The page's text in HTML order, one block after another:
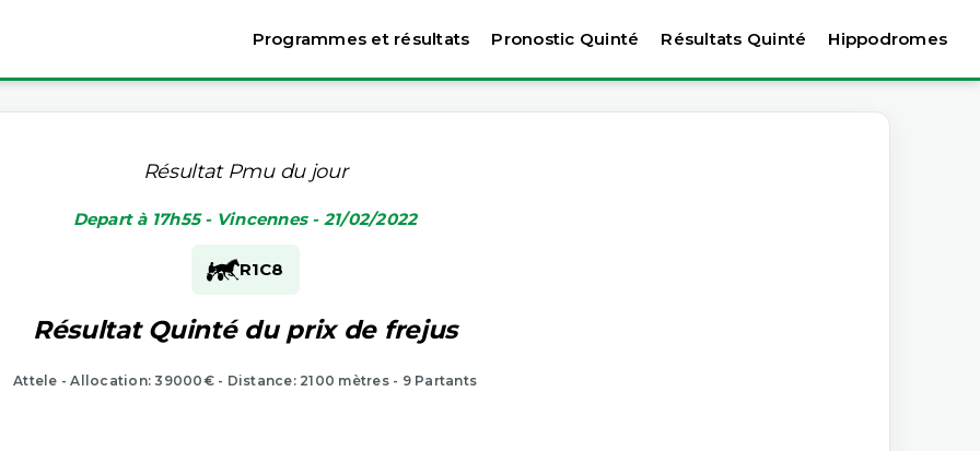
Programmes et résultats Pronostic Quinté Résultats Quinté Hippodromes
Résultat Pmu du jour
Depart à 17h55 - Vincennes - 21/02/2022
R1C8
Résultat Quinté du prix de frejus
Attele - Allocation: 39000€ - Distance: 2100 mètres - 9 Partants